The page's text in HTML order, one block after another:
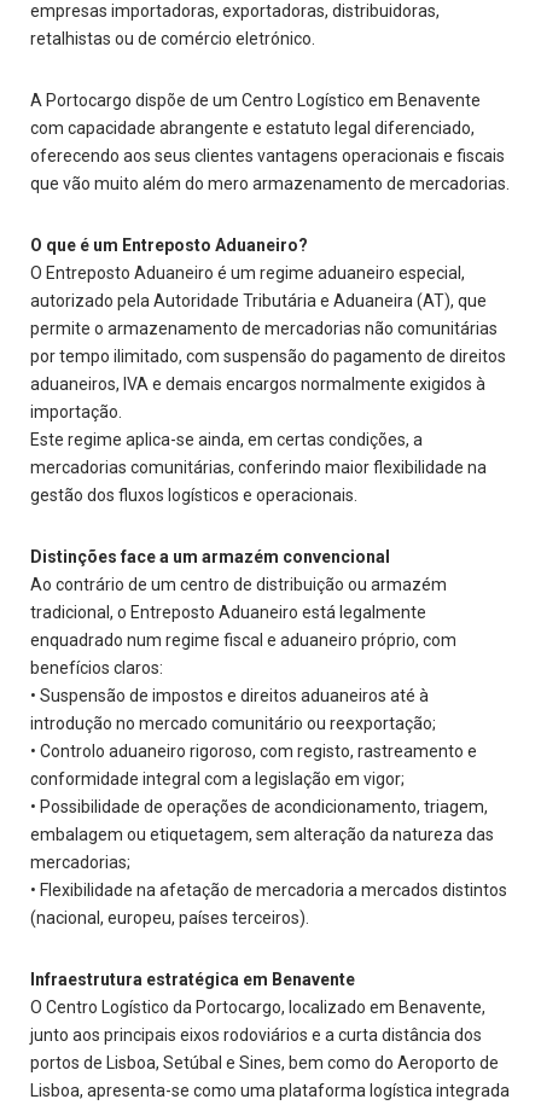
empresas importadoras, exportadoras, distribuidoras,
retalhistas ou de comércio eletrónico.
A Portocargo dispõe de um Centro Logístico em Benavente
com capacidade abrangente e estatuto legal diferenciado,
oferecendo aos seus clientes vantagens operacionais e fiscais
que vão muito além do mero armazenamento de mercadorias.
O que é um Entreposto Aduaneiro?
O Entreposto Aduaneiro é um regime aduaneiro especial,
autorizado pela Autoridade Tributária e Aduaneira (AT), que
permite o armazenamento de mercadorias não comunitárias
por tempo ilimitado, com suspensão do pagamento de direitos
aduaneiros, IVA e demais encargos normalmente exigidos à
importação.
Este regime aplica-se ainda, em certas condições, a
mercadorias comunitárias, conferindo maior flexibilidade na
gestão dos fluxos logísticos e operacionais.
Distinções face a um armazém convencional
Ao contrário de um centro de distribuição ou armazém
tradicional, o Entreposto Aduaneiro está legalmente
enquadrado num regime fiscal e aduaneiro próprio, com
benefícios claros:
• Suspensão de impostos e direitos aduaneiros até à
introdução no mercado comunitário ou reexportação;
• Controlo aduaneiro rigoroso, com registo, rastreamento e
conformidade integral com a legislação em vigor;
• Possibilidade de operações de acondicionamento, triagem,
embalagem ou etiquetagem, sem alteração da natureza das
mercadorias;
• Flexibilidade na afetação de mercadoria a mercados distintos
(nacional, europeu, países terceiros).
Infraestrutura estratégica em Benavente
O Centro Logístico da Portocargo, localizado em Benavente,
junto aos principais eixos rodoviários e a curta distância dos
portos de Lisboa, Setúbal e Sines, bem como do Aeroporto de
Lisboa, apresenta-se como uma plataforma logística integrada